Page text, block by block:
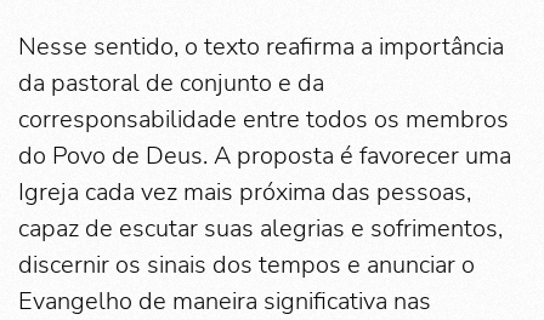
Nesse sentido, o texto reafirma a importância
da pastoral de conjunto e da
corresponsabilidade entre todos os membros
do Povo de Deus. A proposta é favorecer uma
Igreja cada vez mais próxima das pessoas,
capaz de escutar suas alegrias e sofrimentos,
discernir os sinais dos tempos e anunciar o
Evangelho de maneira significativa nas